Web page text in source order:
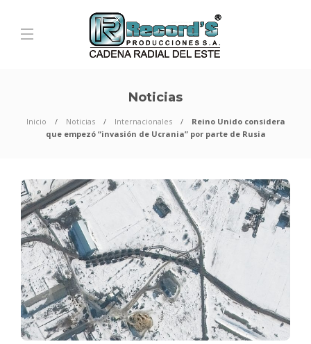
Noticias
Inicio Noticias Internacionales
Reino Unido considera
que empezó “invasión de Ucrania” por parte de Rusia